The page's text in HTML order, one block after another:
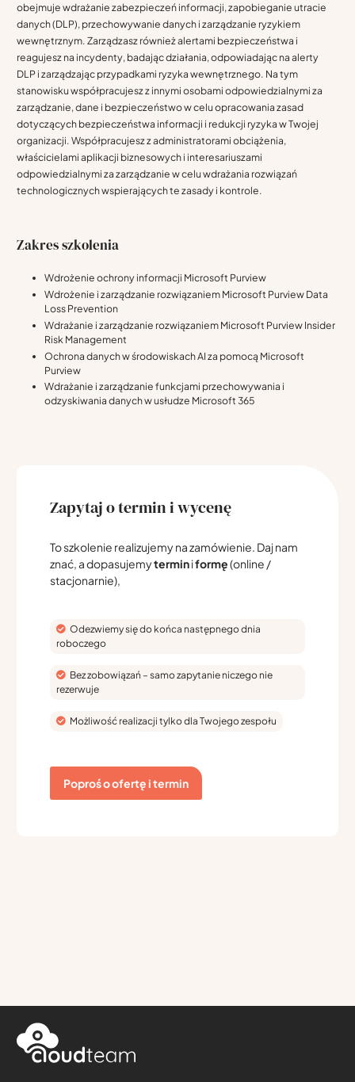
obejmuje wdrażanie zabezpieczeń informacji, zapobieganie utracie
danych (DLP), przechowywanie danych i zarządzanie ryzykiem
wewnętrznym. Zarządzasz również alertami bezpieczeństwa i
reagujesz na incydenty, badając działania, odpowiadając na alerty
DLP i zarządzając przypadkami ryzyka wewnętrznego. Na tym
stanowisku współpracujesz z innymi osobami odpowiedzialnymi za
zarządzanie, dane i bezpieczeństwo w celu opracowania zasad
dotyczących bezpieczeństwa informacji i redukcji ryzyka w Twojej
organizacji. Współpracujesz z administratorami obciążenia,
właścicielami aplikacji biznesowych i interesariuszami
odpowiedzialnymi za zarządzanie w celu wdrażania rozwiązań
technologicznych wspierających te zasady i kontrole.
Zakres szkolenia
Wdrożenie ochrony informacji Microsoft Purview
Wdrożenie i zarządzanie rozwiązaniem Microsoft Purview Data
Loss Prevention
Wdrażanie i zarządzanie rozwiązaniem Microsoft Purview Insider
Risk Management
Ochrona danych w środowiskach AI za pomocą Microsoft
Purview
Wdrażanie i zarządzanie funkcjami przechowywania i
odzyskiwania danych w usłudze Microsoft 365
Zapytaj o termin i wycenę
To szkolenie realizujemy na zamówienie. Daj nam
znać, a dopasujemyterminiformę(online /
stacjonarnie),
Odezwiemy się do końca następnego dnia
roboczego
Bez zobowiązań – samo zapytanie niczego nie
rezerwuje
Możliwość realizacji tylko dla Twojego zespołu
Poproś o ofertę i termin